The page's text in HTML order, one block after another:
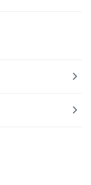
navigate_next
navigate_next